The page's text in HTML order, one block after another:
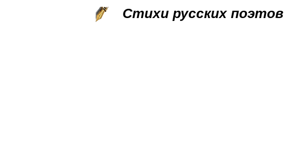
Стихи русских поэтов